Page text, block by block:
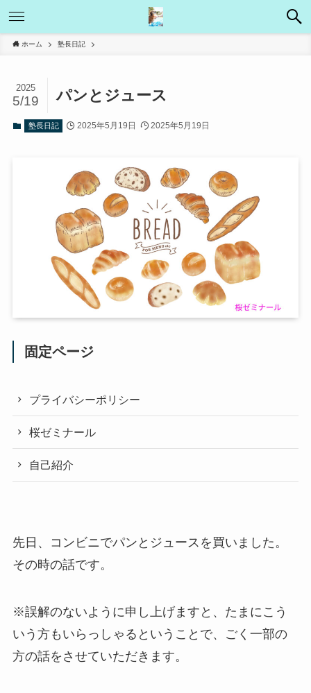
ホーム 塾長日記
パンとジュース
2025
5/19
塾長日記 2025年5月19日 2025年5月19日
固定ページ
プライバシーポリシー
桜ゼミナール
自己紹介
先日、コンビニでパンとジュースを買いました。
その時の話です。
※誤解のないように申し上げますと、たまにこう
いう方もいらっしゃるということで、ごく一部の
方の話をさせていただきます。